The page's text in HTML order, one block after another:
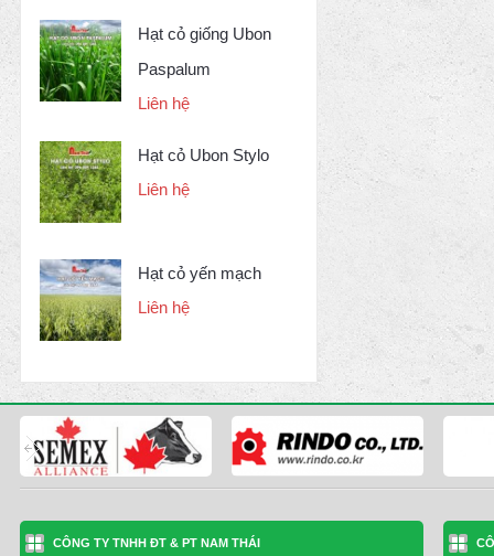
Hạt cỏ giống Ubon
Paspalum
Liên hệ
Hạt cỏ Ubon Stylo
Liên hệ
Hạt cỏ yến mạch
Liên hệ
CÔNG TY TNHH ĐT & PT NAM THÁI